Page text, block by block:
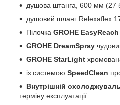
душова штанга, 600 мм (27
душовий шланг Relexaflex
Пілочка GROHE EasyReach
GROHE DreamSpray
GROHE StarLight
із системою SpeedClean
Внутрішній
терміну експлуатації